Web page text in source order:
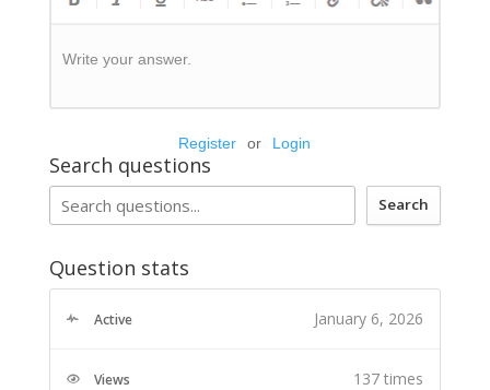
Write your answer.
Register or Login
Search questions
Search
Question stats
Active January 6, 2026
Views 137 times